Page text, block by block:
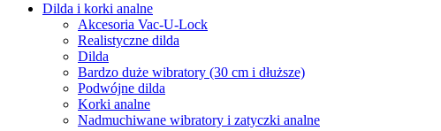
Dilda i korki analne
Akcesoria Vac-U-Lock
Realistyczne dilda
Dilda
Bardzo duże wibratory (30 cm i dłuższe)
Podwójne dilda
Korki analne
Nadmuchiwane wibratory i zatyczki analne